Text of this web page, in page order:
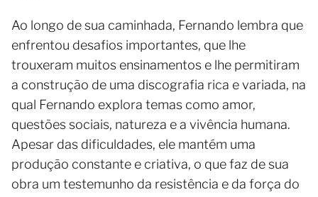
Ao longo de sua caminhada, Fernando lembra que
enfrentou desafios importantes, que lhe
trouxeram muitos ensinamentos e lhe permitiram
a construção de uma discografia rica e variada, na
qual Fernando explora temas como amor,
questões sociais, natureza e a vivência humana.
Apesar das dificuldades, ele mantém uma
produção constante e criativa, o que faz de sua
obra um testemunho da resistência e da força do